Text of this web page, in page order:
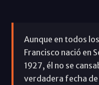
Aunque en todos
Francisco nació en
1927, él no se
verdadera fecha de